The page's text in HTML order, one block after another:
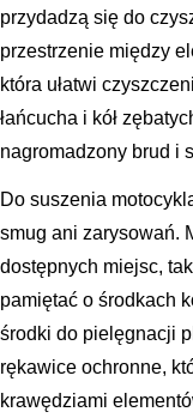
przydadzą się do
przestrzenie między
która ułatwi
łańcucha i kół
nagromadzony brud i
Do suszenia
smug ani zarysowań.
dostępnych miejsc,
pamiętać o środkach
środki do pielęgnacji
rękawice ochronne,
krawędziami